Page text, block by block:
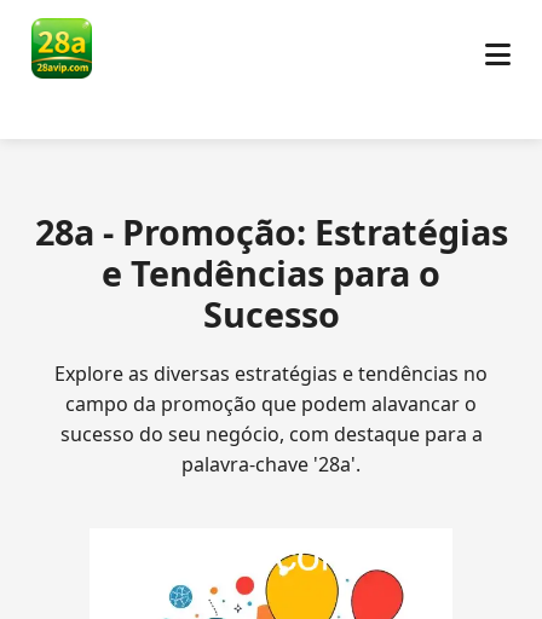
28a - Promoção: Estratégias
e Tendências para o
Sucesso
Explore as diversas estratégias e tendências no
campo da promoção que podem alavancar o
sucesso do seu negócio, com destaque para a
palavra-chave '28a'.